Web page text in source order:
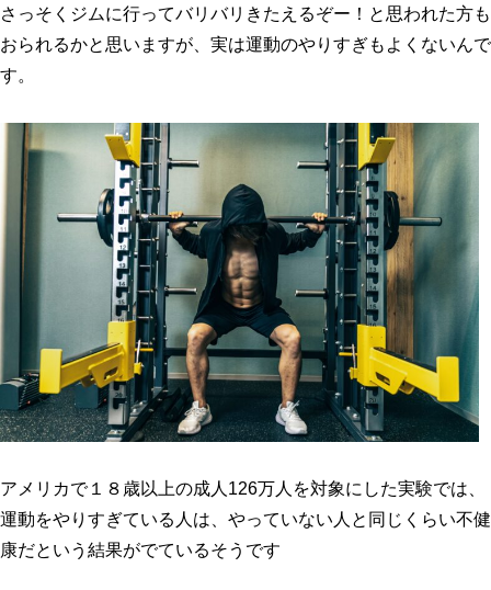
さっそくジムに行ってバリバリきたえるぞー！と思われた方も
おられるかと思いますが、実は運動のやりすぎもよくないんで
す。
アメリカで１８歳以上の成人126万人を対象にした実験では、
運動をやりすぎている人は、やっていない人と同じくらい不健
康だという結果がでているそうです